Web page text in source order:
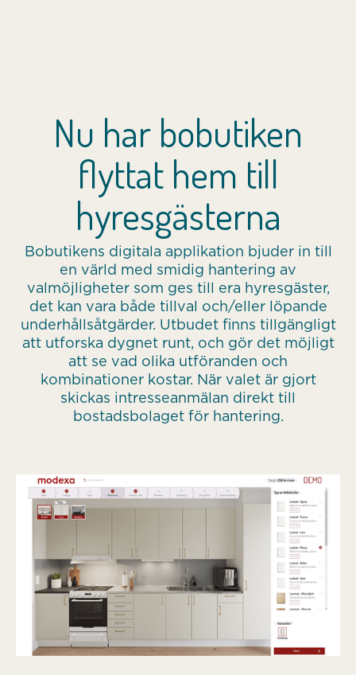
Nu har bobutiken
flyttat hem till
hyresgästerna
Bobutikens digitala applikation bjuder in till
en värld med smidig hantering av
valmöjligheter som ges till era hyresgäster,
det kan vara både tillval och/eller löpande
underhållsåtgärder. Utbudet finns tillgängligt
att utforska dygnet runt, och gör det möjligt
att se vad olika utföranden och
kombinationer kostar. När valet är gjort
skickas intresseanmälan direkt till
bostadsbolaget för hantering.